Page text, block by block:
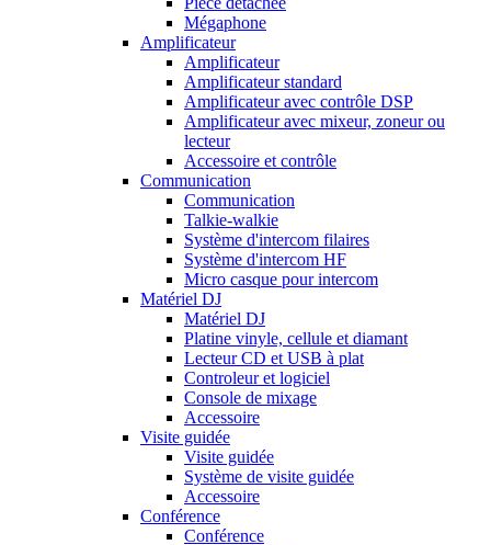
Mégaphone
Amplificateur
Amplificateur
Amplificateur standard
Amplificateur avec contrôle DSP
Amplificateur avec mixeur, zoneur ou
lecteur
Accessoire et contrôle
Communication
Communication
Talkie-walkie
Système d'intercom filaires
Système d'intercom HF
Micro casque pour intercom
Matériel DJ
Matériel DJ
Platine vinyle, cellule et diamant
Lecteur CD et USB à plat
Controleur et logiciel
Console de mixage
Accessoire
Visite guidée
Visite guidée
Système de visite guidée
Accessoire
Conférence
Conférence